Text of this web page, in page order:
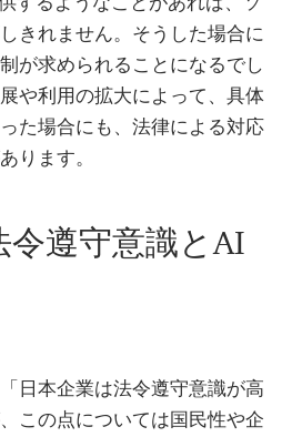
きれません。そうした場合に
が求められることになるでし
や利用の拡大によって、具体
た場合にも、法律による対応
ります。
令遵守意識とAI
日本企業は法令遵守意識が高
この点については国民性や企